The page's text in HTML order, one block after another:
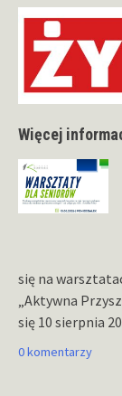
Więcej
się na
„Aktywna
się 10 sierpnia
0 komentarzy